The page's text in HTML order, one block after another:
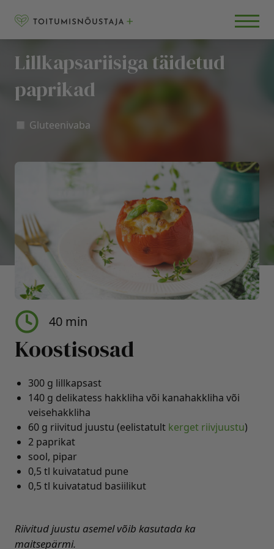
BLOGI
KKK
Lillkapsariisiga täidetud
paprikad
◻️ Gluteenivaba
40 min
Koostisosad
300 g lillkapsast
140 g delikatess hakkliha või kanahakkliha või
veisehakkliha
60 g riivitud juustu (eelistatult kerget riivjuustu)
2 paprikat
sool, pipar
0,5 tl kuivatatud pune
0,5 tl kuivatatud basiilikut
Riivitud juustu asemel võib kasutada ka
maitsepärmi.